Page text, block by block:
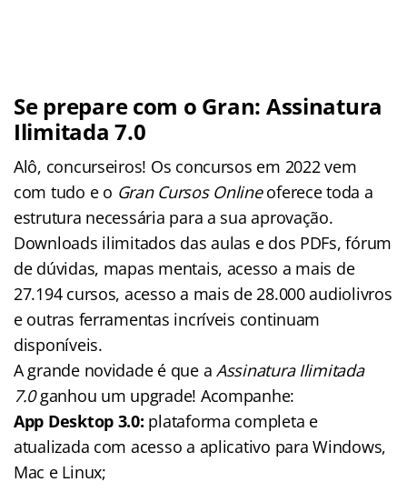
Se prepare com o Gran: Assinatura
Ilimitada 7.0
Alô, concurseiros! Os concursos em 2022 vem
com tudo e o Gran Cursos Onlineoferece toda a
estrutura necessária para a sua aprovação.
Downloads ilimitados das aulas e dos PDFs, fórum
de dúvidas, mapas mentais, acesso a mais de
27.194 cursos, acesso a mais de 28.000 audiolivros
e outras ferramentas incríveis continuam
disponíveis.
A grande novidade é que a Assinatura Ilimitada
7.0ganhou um upgrade! Acompanhe:
App Desktop 3.0: plataforma completa e
atualizada com acesso a aplicativo para Windows,
Mac e Linux;